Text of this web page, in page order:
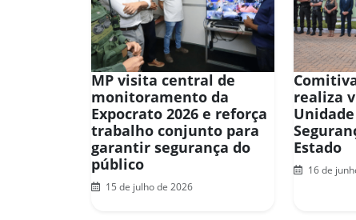
MP visita central de
monitoramento da
Expocrato 2026 e reforça
trabalho conjunto para
garantir segurança do
público
15 de julho de 2026
realiza
Estado
16 de